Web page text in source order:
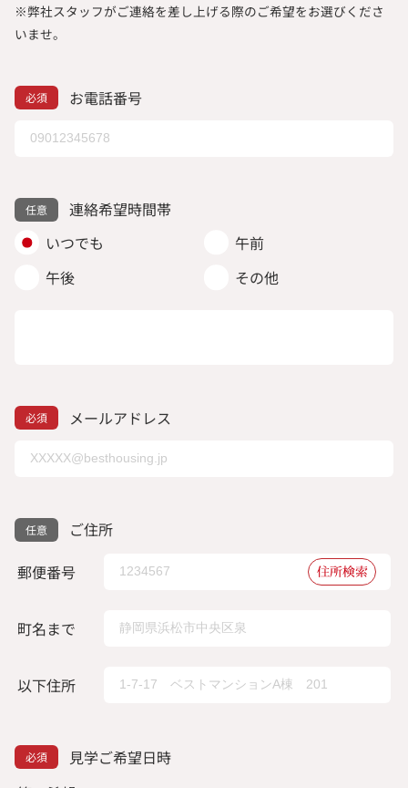
※弊社スタッフがご連絡を差し上げる際のご希望をお選びくださ
いませ。
お電話番号
連絡希望時間帯
いつでも
午前
午後
その他
メールアドレス
ご住所
郵便番号
住所検索
町名まで
以下住所
見学ご希望日時